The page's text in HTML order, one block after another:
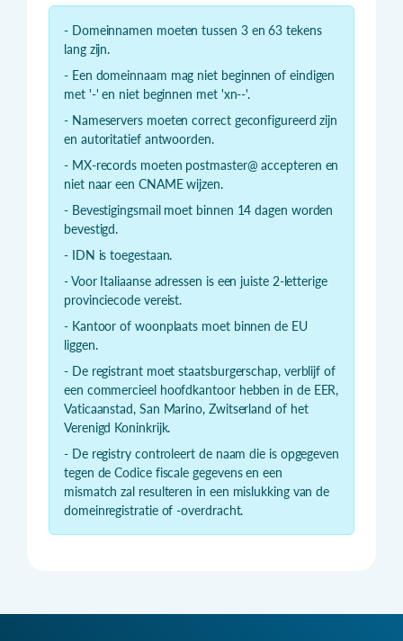
- Domeinnamen moeten tussen 3 en 63 tekens
lang zijn.
- Een domeinnaam mag niet beginnen of eindigen
met '-' en niet beginnen met 'xn--'.
- Nameservers moeten correct geconfigureerd zijn
en autoritatief antwoorden.
- MX-records moeten postmaster@ accepteren en
niet naar een CNAME wijzen.
- Bevestigingsmail moet binnen 14 dagen worden
bevestigd.
- IDN is toegestaan.
- Voor Italiaanse adressen is een juiste 2-letterige
provinciecode vereist.
- Kantoor of woonplaats moet binnen de EU
liggen.
- De registrant moet staatsburgerschap, verblijf of
een commercieel hoofdkantoor hebben in de EER,
Vaticaanstad, San Marino, Zwitserland of het
Verenigd Koninkrijk.
- De registry controleert de naam die is opgegeven
tegen de Codice fiscale gegevens en een
mismatch zal resulteren in een mislukking van de
domeinregistratie of -overdracht.